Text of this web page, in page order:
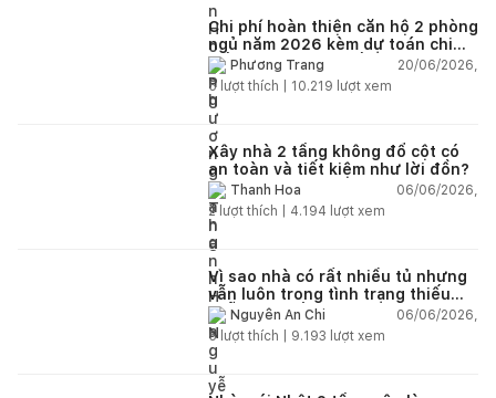
Chi phí hoàn thiện căn hộ 2 phòng
ngủ năm 2026 kèm dự toán chi
tiết và ví dụ thực tế
Phương Trang
20/06/2026,
5 lượt thích | 10.219 lượt xem
Xây nhà 2 tầng không đổ cột có
an toàn và tiết kiệm như lời đồn?
Thanh Hoa
06/06/2026,
2lượt thích | 4.194 lượt xem
Vì sao nhà có rất nhiều tủ nhưng
vẫn luôn trong tình trạng thiếu
chỗ chứa đồ?
Nguyễn An Chi
06/06/2026,
5lượt thích | 9.193 lượt xem